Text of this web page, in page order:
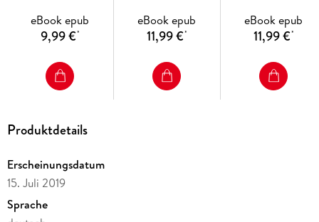
eBook epub
9,99 €*
eBook epub
11,99 €*
eBook epub
11,99 €*
Produktdetails
Erscheinungsdatum
15. Juli 2019
Sprache